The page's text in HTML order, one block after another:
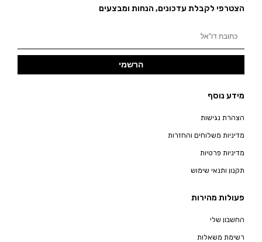
פעולות מהירות
החשבון שלי
רשימת משאלות
מידע נוסף
הצהרת נגישות
מדיניות משלוחים והחזרות
מדיניות פרטיות
תקנון ותנאי שימוש
הצטרפי לקבלת עדכונים, הנחות ומבצעים
הרשמי